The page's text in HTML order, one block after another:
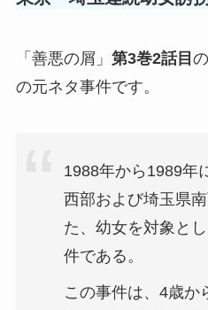
「善悪の屑」 第3巻2話目 の
の元ネタ事件です。
1988年から1989年
西部および埼玉県
た、幼女を対象と
件である。
この事件は、4歳か